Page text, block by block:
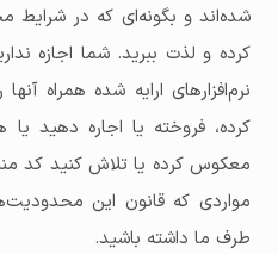
شده‌اند و بگونه‌ای که در شرایط
کرده و لذت ببرید. شما اجازه
نرم‌افزارهای ارایه شده همراه
کرده، فروخته یا اجاره دهید
معکوس کرده یا تلاش کنید کد
مواردی که قانون این
طرف ما داشته باشید.